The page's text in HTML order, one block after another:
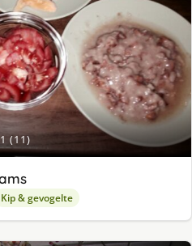
(11)
Kip & gevogelte